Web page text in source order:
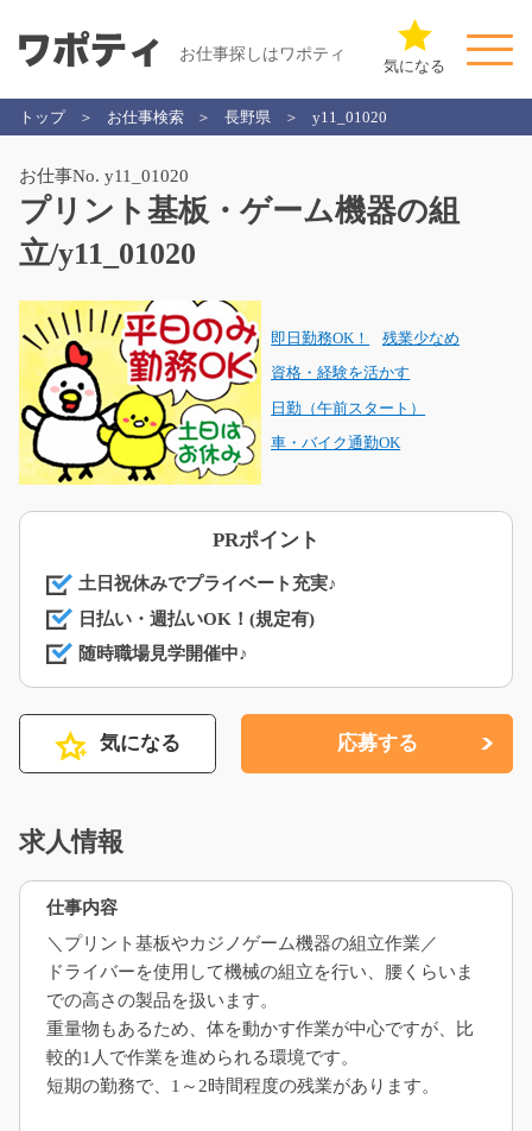
お仕事探しはワポティ
気になる
トップ お仕事検索 長野県 y11_01020
お仕事No. y11_01020
プリント基板・ゲーム機器の組
立/y11_01020
即日勤務OK！ 残業少なめ
資格・経験を活かす
日勤（午前スタート）
車・バイク通勤OK
PRポイント
土日祝休みでプライベート充実♪
日払い・週払いOK！(規定有)
随時職場見学開催中♪
気になる 応募する
求人情報
仕事内容
＼プリント基板やカジノゲーム機器の組立作業／
ドライバーを使用して機械の組立を行い、腰くらいま
での高さの製品を扱います。
重量物もあるため、体を動かす作業が中心ですが、比
較的1人で作業を進められる環境です。
短期の勤務で、1～2時間程度の残業があります。